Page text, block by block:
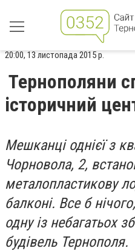
20:00, 13 листопада 2015 р.
Тернополяни
історичний
Мешканці однієї з
Чорновола, 2,
металопластикову
балконі. Все б
одну із небагатьох
будівель Тернополя.